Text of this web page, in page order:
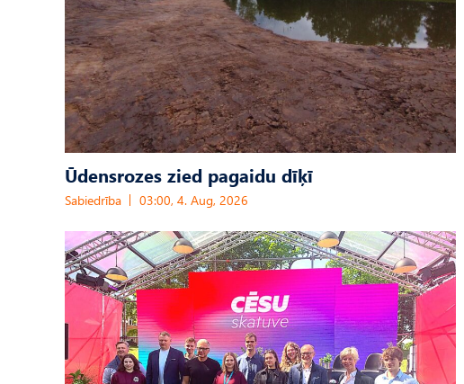
Ūdensrozes zied pagaidu dīķī
Sabiedrība 03:00, 4. Aug, 2026